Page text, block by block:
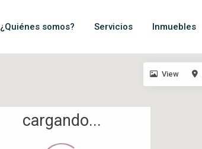
¿Quiénes somos? Servicios Inmuebles
cargando...
View